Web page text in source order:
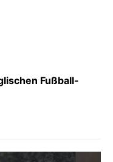
Fußball-